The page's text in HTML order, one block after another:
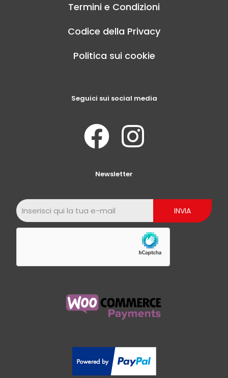
Termini e Condizioni
Codice della Privacy
Politica sui cookie
Seguici sui social media
Newsletter